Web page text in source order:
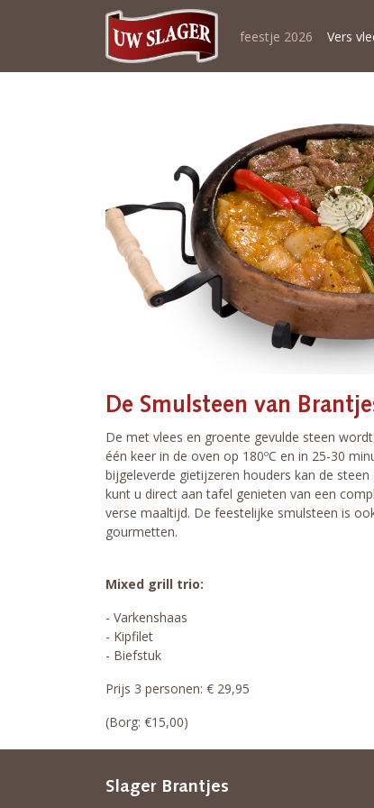
feestje 2026 Vers
De Smulsteen van
De met vlees en groente gevulde steen
één keer in de oven op 180ºC en in 25-30
bijgeleverde gietijzeren houders kan de
kunt u direct aan tafel genieten van een
verse maaltijd. De feestelijke smulsteen is
gourmetten.
Mixed grill trio:
- Varkenshaas
- Kipfilet
- Biefstuk
Prijs 3 personen: € 29,95
(Borg: €15,00)
Slager Brantjes